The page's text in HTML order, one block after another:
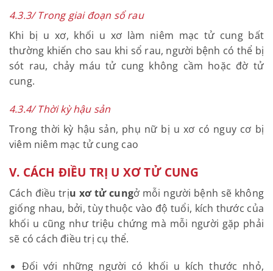
Đối với phụ nữ trong thời kỳ chuyển dạ bị u xơ thì
khối u xơ có thể gây rối loạn sự co bóp của cơ trơn
tử cung khiến cho quá trình chuyển dạ khó khăn
hơn. Không những thế, khối u có thể thành u tiền
đạo gây cản trở đường ra của em bé.
4.3.3/ Trong giai đoạn sổ rau
Khi bị u xơ, khối u xơ làm niêm mạc tử cung bất
thường khiến cho sau khi sổ rau, người bệnh có thể
bị sót rau, chảy máu tử cung không cầm hoặc đờ tử
cung.
4.3.4/ Thời kỳ hậu sản
Trong thời kỳ hậu sản, phụ nữ bị u xơ có nguy cơ bị
viêm niêm mạc tử cung cao
V. CÁCH ĐIỀU TRỊ U XƠ TỬ CUNG